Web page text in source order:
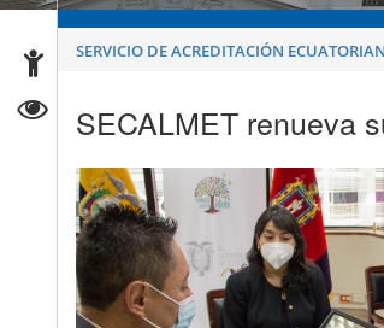
SERVICIO DE ACREDITACIÓN
SECALMET renueva